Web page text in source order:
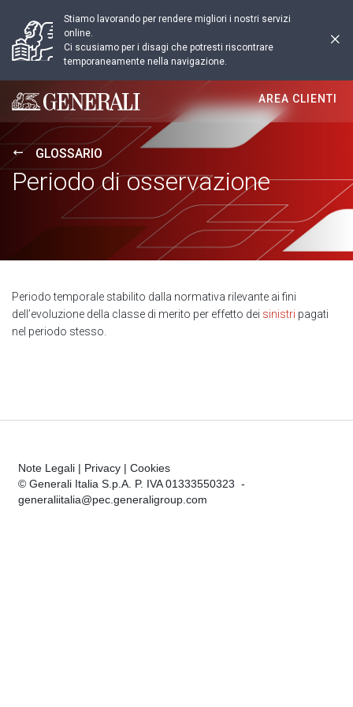
Stiamo lavorando per rendere migliori i nostri servizi
online.
Ci scusiamo per i disagi che potresti riscontrare
temporaneamente nella navigazione.
Generali logo
AREA CLIENTI
GLOSSARIO
Periodo di osservazione
Periodo temporale stabilito dalla normativa rilevante ai fini
dell’evoluzione della classe di merito per effetto dei sinistri pagati
nel periodo stesso.
Note Legali | Privacy | Cookies
© Generali Italia S.p.A. P. IVA 01333550323 -
generaliitalia@pec.generaligroup.com